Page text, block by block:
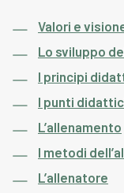
Valori e
Lo sviluppo
I principi
I punti
L’allenamento
I metodi
L’allenatore